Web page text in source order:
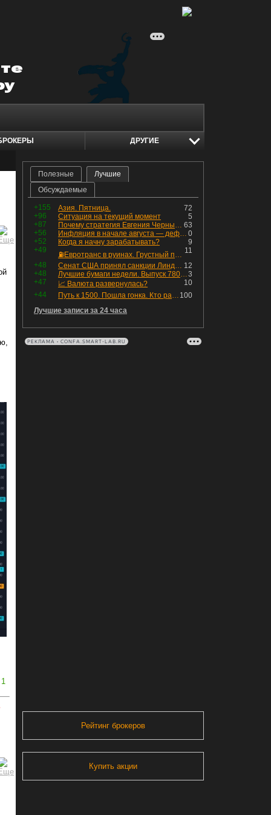
ДРУГИЕ
1
Полезные
Лучшие
Обсуждаемые
+155 72
Азия. Пятница.
+96
5
Ситуация на текущий момент
+87
63
Почему стратегия Евгения Черных приведет вас к убыткам в 2026 году
+56
0
Инфляция в начале августа — дефляция из-за топлива и плодоовощной корзины, но услуги продолжают дорожать, а рубль начал ослабевать.
+52
9
Когда я начну зарабатывать?
+49
11
⛽️Евротранс в руинах. Грустный пост😶😞 Что изменилось в облигациях?
+48
12
Сенат США принял санкции Линдси Грэма против России
+48
3
Лучшие бумаги недели. Выпуск 780 – обновления для пятницы
+47
10
📈 Валюта развернулась?
+44
100
Путь к 1500. Пошла гонка. Кто раньше продаст.
Лучшие записи за 24 часа
РЕКЛАМА • CONFA.SMART-LAB.RU
Рейтинг брокеров
Купить акции